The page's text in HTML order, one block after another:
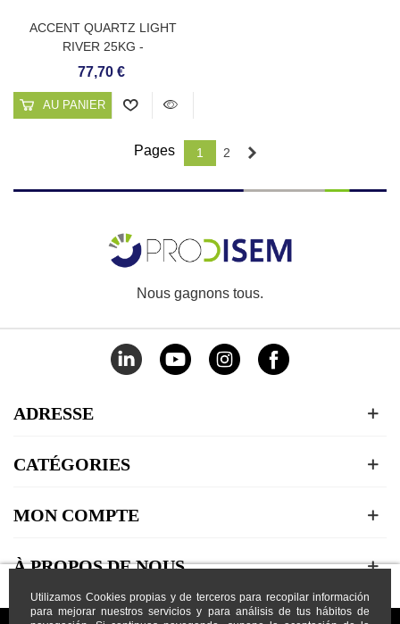
Utilizamos Cookies propias y de terceros para recopilar información
para mejorar nuestros servicios y para análisis de tus hábitos de
ACCENT QUARTZ LIGHT
RIVER 25KG -
REVÊTEMENT CONTINU DE
77,70 €
AU PANIER
Pages 1 2
Nous gagnons tous.
ADRESSE
CATÉGORIES
MON COMPTE
À PROPOS DE NOUS